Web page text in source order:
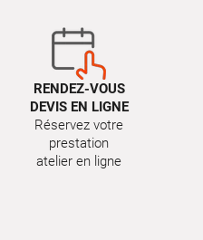
RENDEZ-VOUS
DEVIS EN LIGNE
Réservez votre
prestation
atelier en ligne